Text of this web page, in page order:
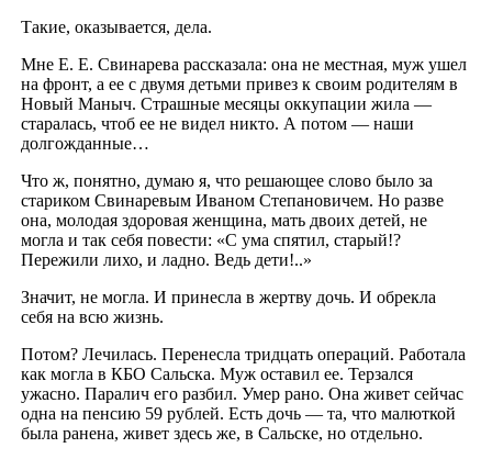
Такие, оказывается, дела.
Мне Е. Е. Свинарева рассказала: она не местная, муж ушел
на фронт, а ее с двумя детьми привез к своим родителям в
Новый Маныч. Страшные месяцы оккупации жила —
старалась, чтоб ее не видел никто. А потом — наши
долгожданные…
Что ж, понятно, думаю я, что решающее слово было за
стариком Свинаревым Иваном Степановичем. Но разве
она, молодая здоровая женщина, мать двоих детей, не
могла и так себя повести: «С ума спятил, старый!?
Пережили лихо, и ладно. Ведь дети!..»
Значит, не могла. И принесла в жертву дочь. И обрекла
себя на всю жизнь.
Потом? Лечилась. Перенесла тридцать операций. Работала
как могла в КБО Сальска. Муж оставил ее. Терзался
ужасно. Паралич его разбил. Умер рано. Она живет сейчас
одна на пенсию 59 рублей. Есть дочь — та, что малюткой
была ранена, живет здесь же, в Сальске, но отдельно.